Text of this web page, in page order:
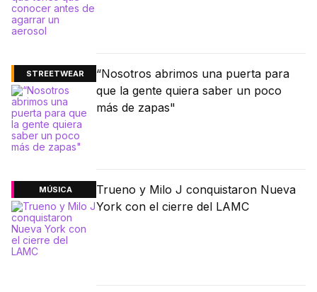
STREETWEAR
“Nosotros abrimos una puerta para
que la gente quiera saber un poco
más de zapas"
MÚSICA
Trueno y Milo J conquistaron Nueva
York con el cierre del LAMC